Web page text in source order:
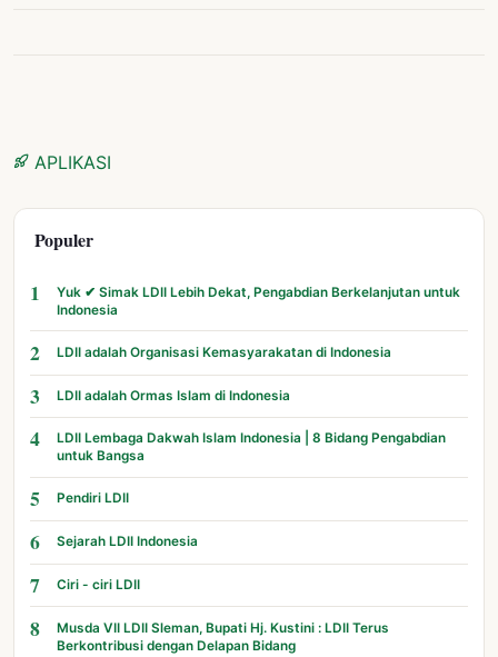
APLIKASI
Populer
1
Yuk ✔ Simak LDII Lebih Dekat, Pengabdian Berkelanjutan untuk
Indonesia
2 LDII adalah Organisasi Kemasyarakatan di Indonesia
3 LDII adalah Ormas Islam di Indonesia
4
LDII Lembaga Dakwah Islam Indonesia | 8 Bidang Pengabdian
untuk Bangsa
5 Pendiri LDII
6 Sejarah LDII Indonesia
7 Ciri - ciri LDII
8
Musda VII LDII Sleman, Bupati Hj. Kustini : LDII Terus
Berkontribusi dengan Delapan Bidang